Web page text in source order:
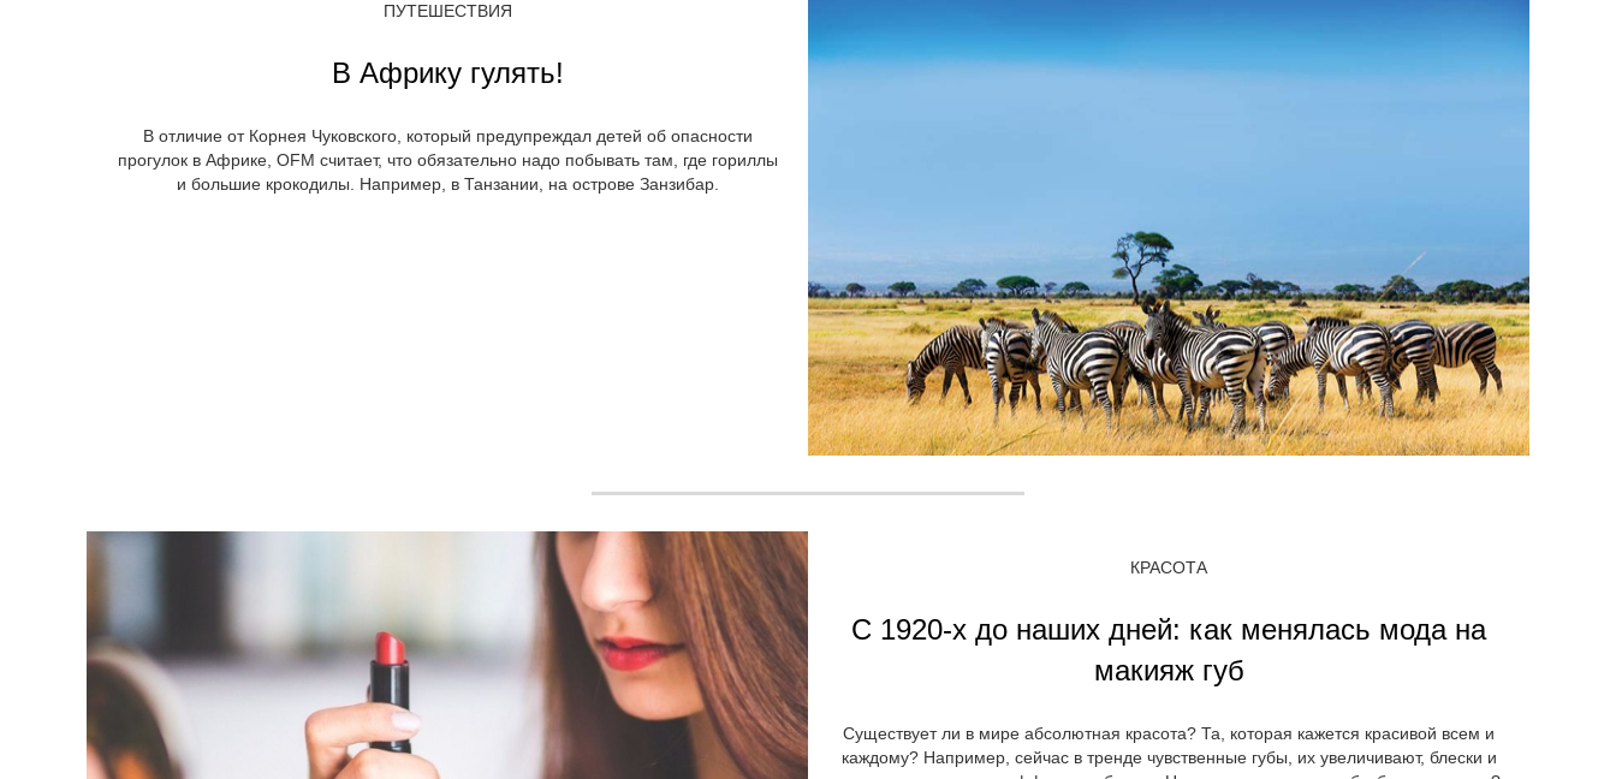
ПУТЕШЕСТВИЯ
В Африку гулять!
В отличие от Корнея Чуковского, который предупреждал детей об опасности
прогулок в Африке, OFM считает, что обязательно надо побывать там, где гориллы
и большие крокодилы. Например, в Танзании, на острове Занзибар.
КРАСОТА
С 1920-х до наших дней: как менялась мода на
макияж губ
Существует ли в мире абсолютная красота? Та, которая кажется красивой всем и
каждому? Например, сейчас в тренде чувственные губы, их увеличивают, блески и